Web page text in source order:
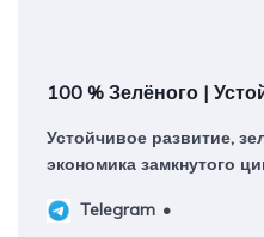
100 % Зелёного |
Устойчивое развитие,
экономика замкнутого
ИНФРАГРИН Светланы
Telegram